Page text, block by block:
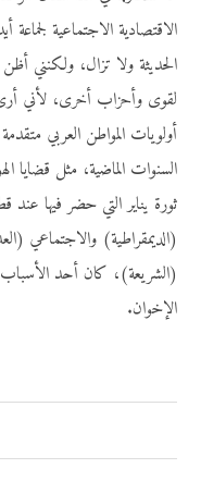
الاقتصادية الاجتماعية لجماعة
الحديثة ولا تزال، ولكنني
لقوى وأحزاب أخرى، لأني
أولويات المواطن العربي
السنوات الماضية، مثل قضايا
ثورة يناير التي حضر فيها عند
(الديمقراطية) والاجتماعي
(الشريعة)، كان أحد
الإخوان.